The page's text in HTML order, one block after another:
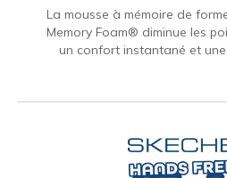
La mousse à mémoire de
Memory Foam® diminue les
un confort instantané et